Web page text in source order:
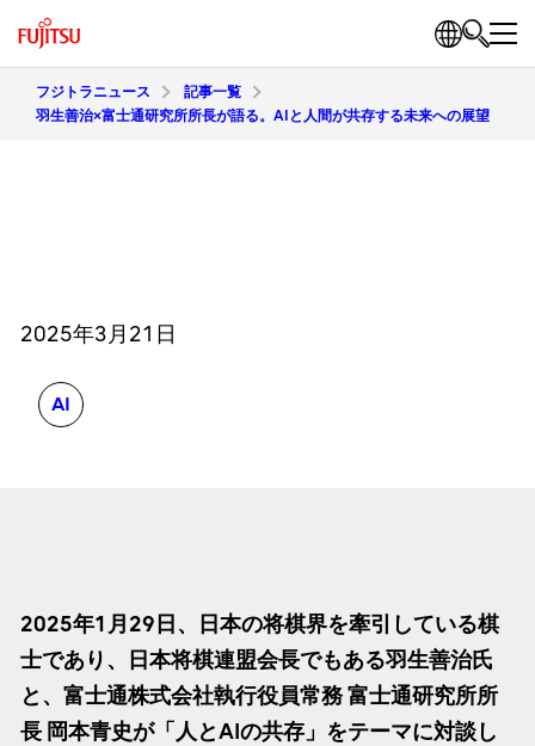
フジトラニュース
記事一覧
羽生善治×富士通研究所所長が語る。AIと人間が共存する未来への展望
2025年3月21日
AI
2025年1月29日、日本の将棋界を牽引している棋
士であり、日本将棋連盟会長でもある羽生善治氏
と、富士通株式会社執行役員常務 富士通研究所所
長 岡本青史が「人とAIの共存」をテーマに対談し